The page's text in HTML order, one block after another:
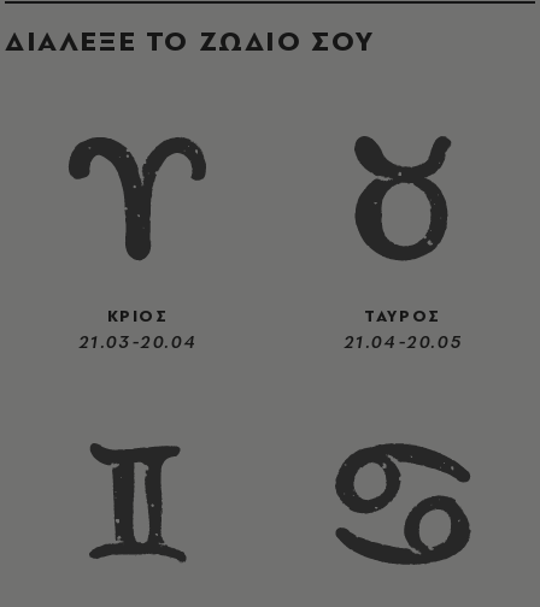
ΔΙΑΛΕΞΕ ΤΟ ΖΩΔΙΟ ΣΟΥ
ΚΡΙΟΣ
21.03-20.04
ΤΑΥΡΟΣ
21.04-20.05